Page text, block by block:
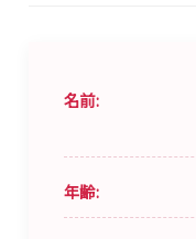
名前:
年齢: